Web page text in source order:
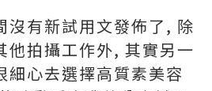
沒有新試用文發佈了, 除
他拍攝工作外, 其實另一
細心去選擇高質素美容